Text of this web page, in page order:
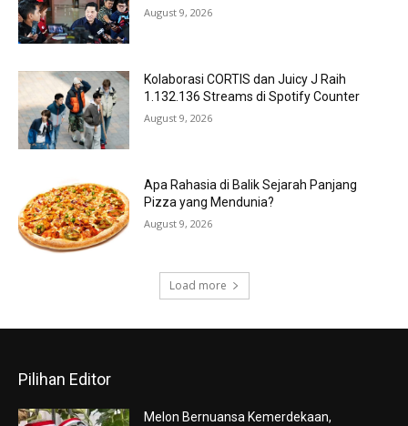
August 9, 2026
Kolaborasi CORTIS dan Juicy J Raih
1.132.136 Streams di Spotify Counter
August 9, 2026
Apa Rahasia di Balik Sejarah Panjang
Pizza yang Mendunia?
August 9, 2026
Load more
Pilihan Editor
Melon Bernuansa Kemerdekaan,